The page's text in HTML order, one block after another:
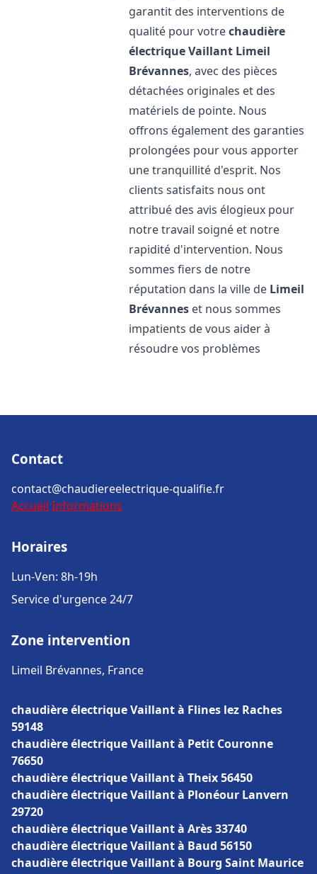
garantit des interventions de
qualité pour votrechaudière
électrique Vaillant Limeil
Brévannes, avec des pièces
détachées originales et des
matériels de pointe. Nous
offrons également des garanties
prolongées pour vous apporter
une tranquillité d'esprit. Nos
clients satisfaits nous ont
attribué des avis élogieux pour
notre travail soigné et notre
rapidité d'intervention. Nous
sommes fiers de notre
réputation dans la ville de Limeil
Brévannes et nous sommes
impatients de vous aider à
résoudre vos problèmes
Contact
contact@chaudiereelectrique-qualifie.fr
Accueil Informations
Horaires
Lun-Ven: 8h-19h
Service d'urgence 24/7
Zone intervention
Limeil Brévannes, France
chaudière électrique Vaillant à Flines lez Raches
59148
chaudière électrique Vaillant à Petit Couronne
76650
chaudière électrique Vaillant à Theix 56450
chaudière électrique Vaillant à Plonéour Lanvern
29720
chaudière électrique Vaillant à Arès 33740
chaudière électrique Vaillant à Baud 56150
chaudière électrique Vaillant à Bourg Saint Maurice